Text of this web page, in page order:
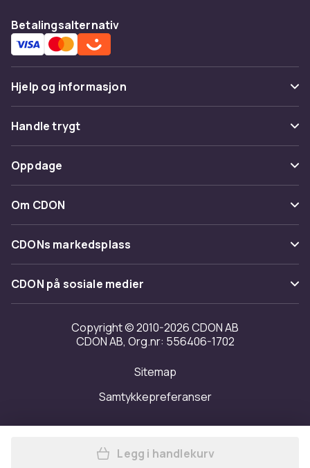
Betalingsalternativ
Hjelp og informasjon
Vanlige spørsmål
Spor pakke
Angre & returner her
Kontakt oss
Handle trygt
Betaling
Levering
Tilbakekallinger
Oppdage
Kategorier
Varemerker
Om CDON
Om oss
Kundeanmeldelser
Jobbe på CDON
Investor relations
Tilgjengelighet
CDONs markedsplass
Merchant Help Center
CDON på sosiale medier
Copyright © 2010-2026 CDON AB
CDON AB, Org.nr: 556406-1702
Sitemap
Samtykkepreferanser
Legg MERACH MR-2522
Legg i handlekurv